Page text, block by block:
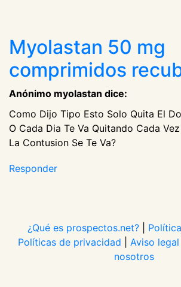
Myolastan 50 mg
comprimidos
Anónimo myolastan dice:
Como Dijo Tipo Esto Solo Quita El
O Cada Dia Te Va Quitando Cada
La Contusion Se Te Va?
Responder
¿Qué es prospectos.net?
Políticas de privacidad
Aviso legal
nosotros